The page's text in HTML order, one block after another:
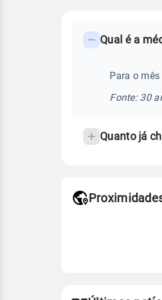
frequentes
temperatura
Qual é a
Para o
Fonte: 30
Quanto já
de Tempo